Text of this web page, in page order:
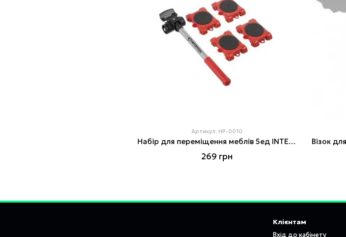
Артикул: HP-0010
Набір для переміщення меблів 5ед INTERTOOL HP-0010
269 грн
Клієнтам
Вхід до кабінету